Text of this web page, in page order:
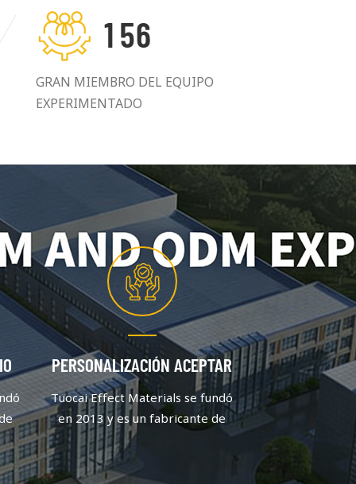
156
GRAN MIEMBRO DEL EQUIPO
EXPERIMENTADO
PERSONALIZACIÓN ACEPTAR
Tuocai Effect Materials se fundó
en 2013 y es un fabricante de
pigmentos de aluminio que se
centra en la calidad y la
innovación. Después de un